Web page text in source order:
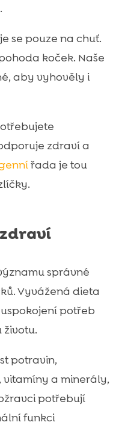
se pouze na chuť.
koček. Naše
aby vyhověly i
zdraví a
řada je tou
správné
Vyvážená dieta
potřeb
potravin,
a minerály,
potřebují
funkci